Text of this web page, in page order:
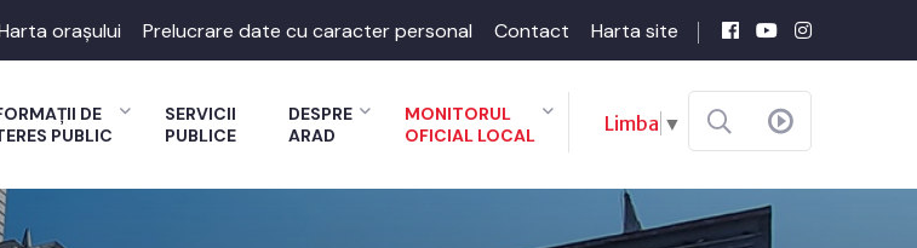
orașului Prelucrare date cu caracter personal Contact Harta site
DE
PUBLIC
SERVICII
PUBLICE
DESPRE
ARAD
MONITORUL
OFICIAL LOCAL
Limba ▼